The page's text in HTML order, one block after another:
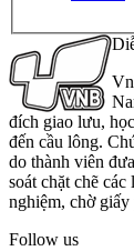
đích giao lưu,
đến cầu lông.
do thành viên
soát chặt chẽ
nghiệm, chờ
Follow us